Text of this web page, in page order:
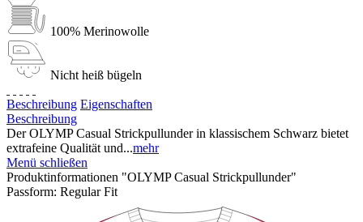
100% Merinowolle
Nicht heiß bügeln
Beschreibung Eigenschaften
Beschreibung
Der OLYMP Casual Strickpullunder in klassischem Schwarz bietet
extrafeine Qualität und...mehr
Menü schließen
Produktinformationen "OLYMP Casual Strickpullunder"
Passform: Regular Fit